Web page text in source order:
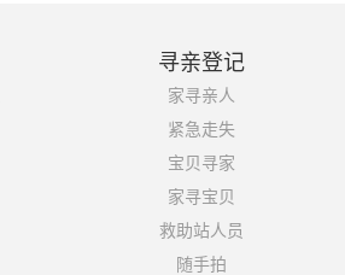
寻亲登记
家寻亲人
紧急走失
宝贝寻家
家寻宝贝
救助站人员
随手拍